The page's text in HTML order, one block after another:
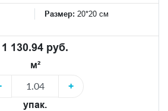
Размер: 20*20 см
1 130.94 руб.
м²
+
упак.